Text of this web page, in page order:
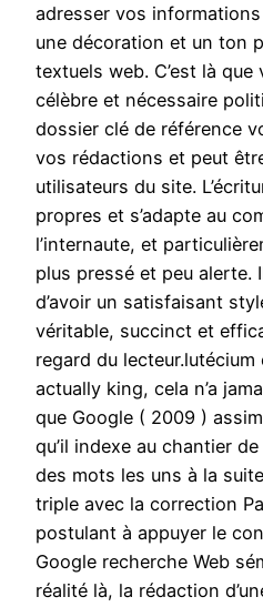
adresser vos
une décoration et un ton
textuels web. C’est là
célèbre et nécessaire
dossier clé de référence
vos rédactions et peut
utilisateurs du site.
propres et s’adapte au
l’internaute, et
plus pressé et peu alerte.
d’avoir un satisfaisant
véritable, succinct et
regard du
actually king, cela n’a
que Google ( 2009 )
qu’il indexe au chantier
des mots les uns à la
triple avec la correction
postulant à appuyer le
Google recherche Web
réalité là, la rédaction